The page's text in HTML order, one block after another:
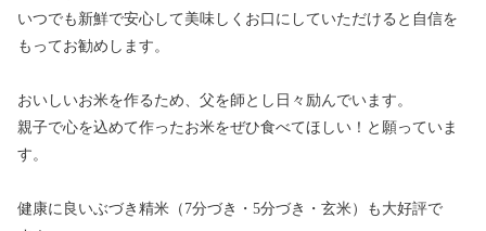
いつでも新鮮で安心して美味しくお口にしていただけると自信を
もってお勧めします。
おいしいお米を作るため、父を師とし日々励んでいます。
親子で心を込めて作ったお米をぜひ食べてほしい！と願っていま
す。
健康に良いぶづき精米（7分づき・5分づき・玄米）も大好評で